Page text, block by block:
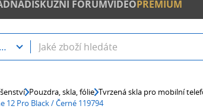
DISKUZNÍ FÓRUMVIDEOPREMIUM
mobilní telefony
Pouzdra, skla, fólie Tvrzená skla pro mobilní
12 Pro Black / Černé 119794